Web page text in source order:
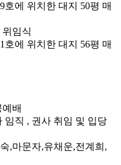
호에 위치한 대지 50평 매
임식
호에 위치한 대지 56평 매
배
임직 , 권사 취임 및 입당
,마문자,유채운,전계희,